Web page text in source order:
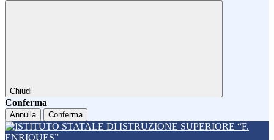
Chiudi
Conferma
Annulla Conferma